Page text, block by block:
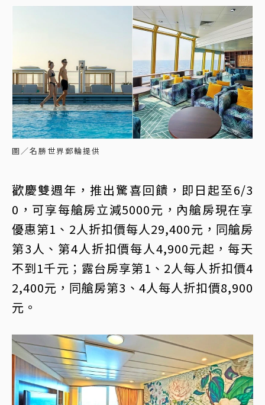
圖／名勝世界郵輪提供
歡慶雙週年，推出驚喜回饋，即日起至6/3
0，可享每艙房立減5000元，內艙房現在享
優惠第1、2人折扣價每人29,400元，同艙房
第3人、第4人折扣價每人4,900元起，每天
不到1千元；露台房享第1、2人每人折扣價4
2,400元，同艙房第3、4人每人折扣價8,900
元。